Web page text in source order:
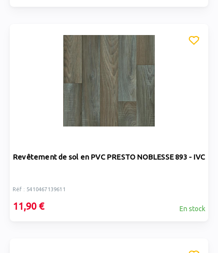
Revêtement de sol en PVC PRESTO NOBLESSE 893 - IVC
Réf : 5410467139611
11,90 € En stock